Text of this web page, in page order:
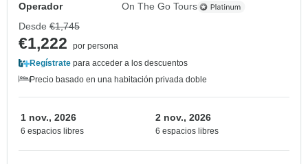
Operador
On The Go Tours
Desde €1,745
€1,222
por persona
Regístrate para acceder a los descuentos
Precio basado en una habitación privada doble
1 nov., 2026
6 espacios libres
2 nov., 2026
6 espacios libres